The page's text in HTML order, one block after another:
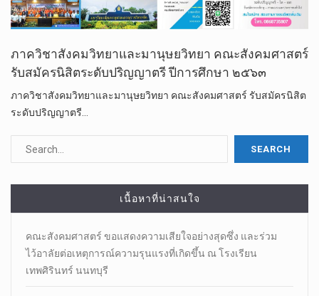
ภาควิชาสังคมวิทยาและมานุษยวิทยา คณะสังคมศาสตร์
รับสมัครนิสิตระดับปริญญาตรี ปีการศึกษา ๒๕๖๓
ภาควิชาสังคมวิทยาและมานุษยวิทยา คณะสังคมศาสตร์ รับสมัครนิสิต
ระดับปริญญาตรี…
เนื้อหาที่น่าสนใจ
คณะสังคมศาสตร์ ขอแสดงความเสียใจอย่างสุดซึ่ง และร่วม
ไว้อาลัยต่อเหตุการณ์ความรุนแรงที่เกิดขึ้น ณ โรงเรียน
เทพศิรินทร์ นนทบุรี